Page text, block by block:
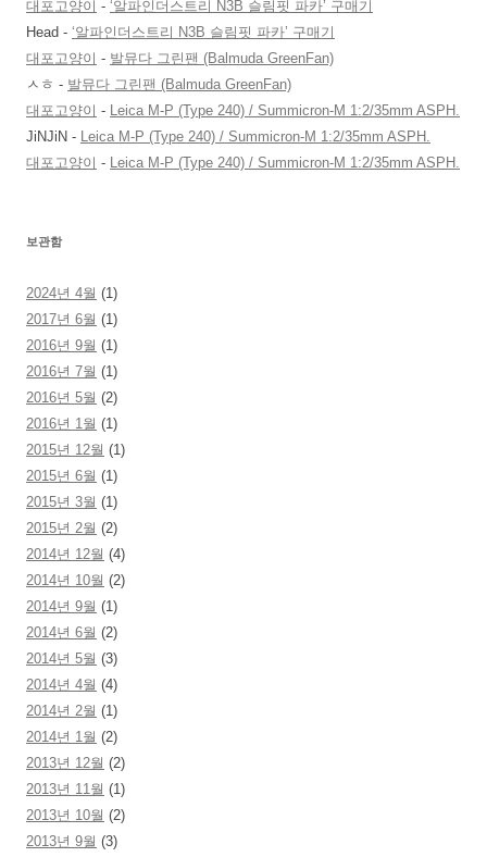
대포고양이 - ‘알파인더스트리 N3B 슬림핏 파카’ 구매기
Head - ‘알파인더스트리 N3B 슬림핏 파카’ 구매기
대포고양이 - 발뮤다 그린팬 (Balmuda GreenFan)
ㅅㅎ - 발뮤다 그린팬 (Balmuda GreenFan)
대포고양이 - Leica M-P (Type 240) / Summicron-M 1:2/35mm ASPH.
JiNJiN - Leica M-P (Type 240) / Summicron-M 1:2/35mm ASPH.
대포고양이 - Leica M-P (Type 240) / Summicron-M 1:2/35mm ASPH.
보관함
2024년 4월 (1)
2017년 6월 (1)
2016년 9월 (1)
2016년 7월 (1)
2016년 5월 (2)
2016년 1월 (1)
2015년 12월 (1)
2015년 6월 (1)
2015년 3월 (1)
2015년 2월 (2)
2014년 12월 (4)
2014년 10월 (2)
2014년 9월 (1)
2014년 6월 (2)
2014년 5월 (3)
2014년 4월 (4)
2014년 2월 (1)
2014년 1월 (2)
2013년 12월 (2)
2013년 11월 (1)
2013년 10월 (2)
2013년 9월 (3)